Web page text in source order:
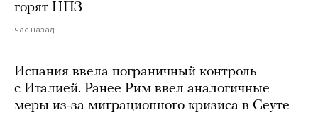
горят НПЗ
час назад
Испания ввела пограничный контроль
с Италией. Ранее Рим ввел аналогичные
меры из-за миграционного кризиса в Сеуте